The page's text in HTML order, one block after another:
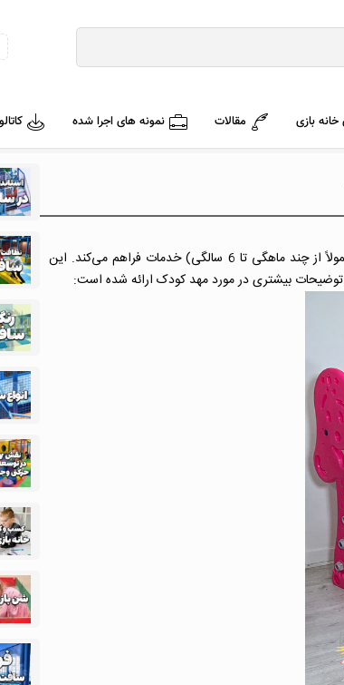
بازی مقالات نمونه های اجرا شده
مهد کودک، یک مؤسسه یا مکان آموزشی و مراقبتی است که به کودکان در سنین پیش دبستانی (معمولاً از چند ماهگی تا 6 سالگی) خدمات فراهم می‌کند. این
بیشتری در مورد مهد کودک ارائه شده است: